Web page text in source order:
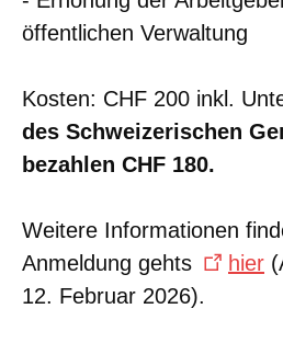
öffentlichen Verwaltung
Kosten: CHF 200 inkl.
des Schweizerischen
bezahlen CHF 180.
Weitere Informationen
Anmeldung gehts
hier
12. Februar 2026).